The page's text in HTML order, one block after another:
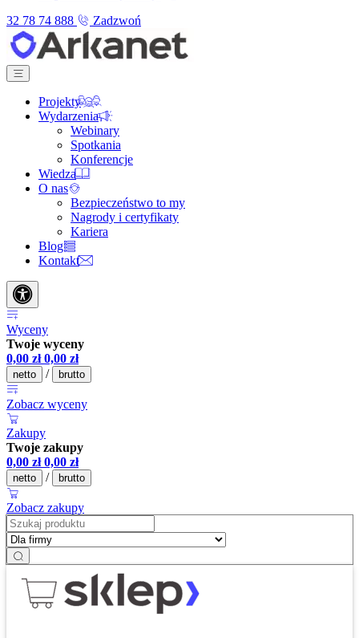
32 78 74 888
Zadzwoń
Projekty
Wydarzenia
Webinary
Spotkania
Konferencje
Wiedza
O nas
Bezpieczeństwo to my
Nagrody i certyfikaty
Kariera
Blog
Kontakt
Wyceny
Twoje wyceny
0,00 zł 0,00 zł
netto / brutto
Zobacz wyceny
Zakupy
Twoje zakupy
0,00 zł 0,00 zł
netto / brutto
Zobacz zakupy